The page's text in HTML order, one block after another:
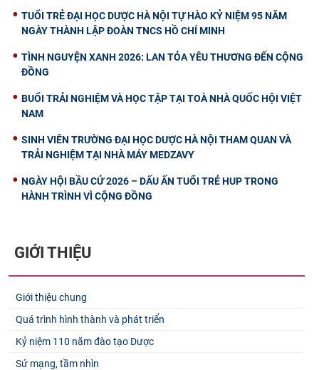
TUỔI TRẺ ĐẠI HỌC DƯỢC HÀ NỘI TỰ HÀO KỶ NIỆM 95 NĂM
NGÀY THÀNH LẬP ĐOÀN TNCS HỒ CHÍ MINH
TÌNH NGUYỆN XANH 2026: LAN TỎA YÊU THƯƠNG ĐẾN CỘNG
ĐỒNG
BUỔI TRẢI NGHIỆM VÀ HỌC TẬP TẠI TOÀ NHÀ QUỐC HỘI VIỆT
NAM
SINH VIÊN TRƯỜNG ĐẠI HỌC DƯỢC HÀ NỘI THAM QUAN VÀ
TRẢI NGHIỆM TẠI NHÀ MÁY MEDZAVY
NGÀY HỘI BẦU CỬ 2026 – DẤU ẤN TUỔI TRẺ HUP TRONG
HÀNH TRÌNH VÌ CỘNG ĐỒNG
GIỚI THIỆU
Giới thiệu chung
Quá trình hình thành và phát triển
Kỷ niệm 110 năm đào tạo Dược
Sứ mạng, tầm nhìn